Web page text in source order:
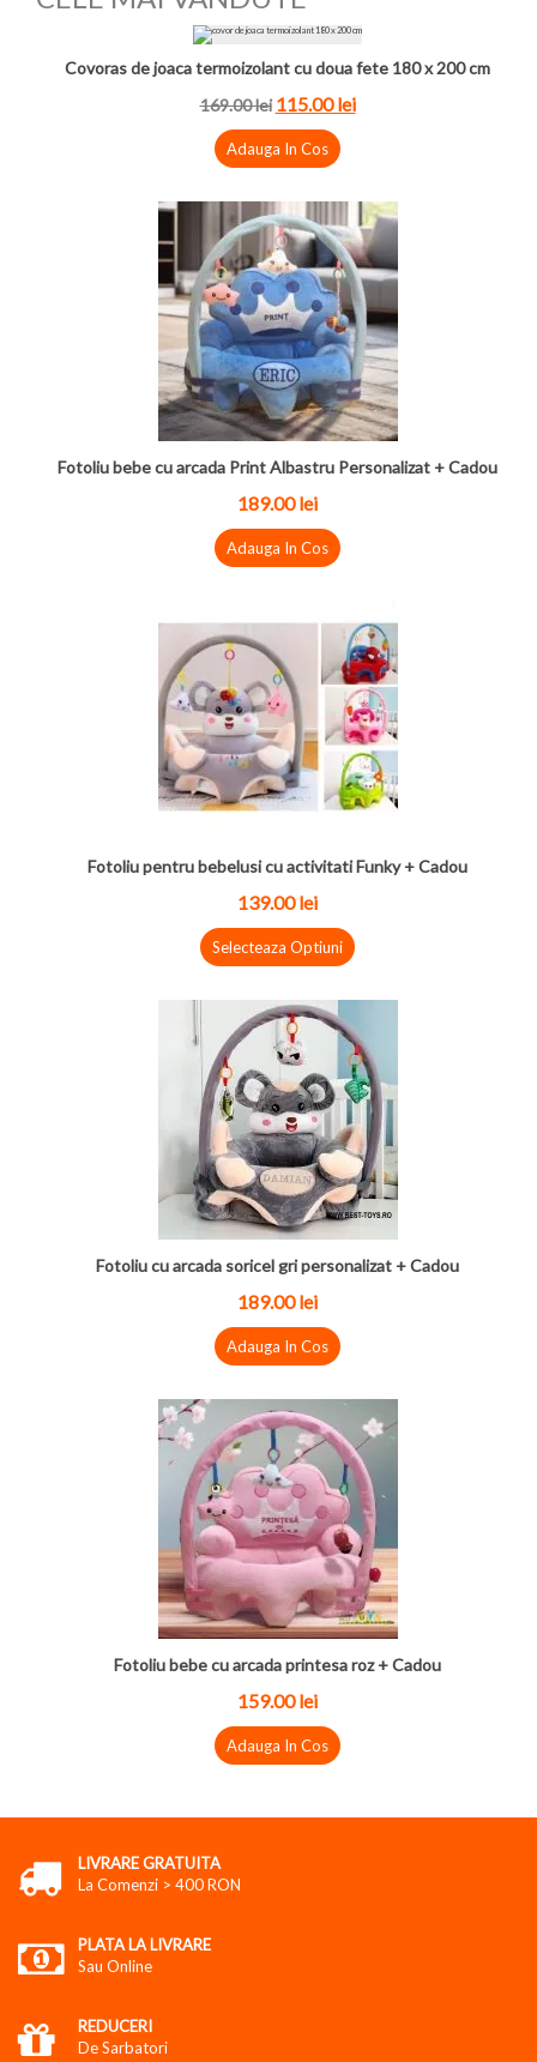
Covoras de joaca termoizolant cu doua fete 180 x 200 cm
169.00 lei 115.00 lei
Adauga In Cos
Fotoliu bebe cu arcada Print Albastru Personalizat + Cadou
189.00 lei
Adauga In Cos
Fotoliu pentru bebelusi cu activitati Funky + Cadou
139.00 lei
Selecteaza Optiuni
Fotoliu cu arcada soricel gri personalizat + Cadou
189.00 lei
Adauga In Cos
Fotoliu bebe cu arcada printesa roz + Cadou
159.00 lei
Adauga In Cos
LIVRARE GRATUITA
La Comenzi > 400 RON
PLATA LA LIVRARE
Sau Online
REDUCERI
De Sarbatori